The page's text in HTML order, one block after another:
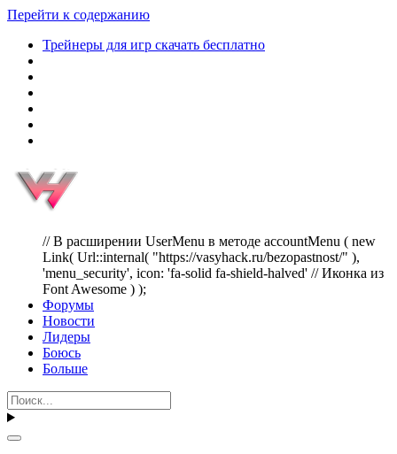
Перейти к содержанию
Трейнеры для игр скачать бесплатно
// В расширении UserMenu в методе accountMenu ( new
Link( Url::internal( "https://vasyhack.ru/bezopastnost/" ),
'menu_security', icon: 'fa-solid fa-shield-halved' // Иконка из
Font Awesome ) );
Форумы
Новости
Лидеры
Боюсь
Больше